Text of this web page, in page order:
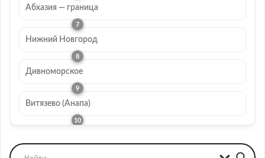
Абхазия — граница
Нижний Новгород
Дивноморское
Витязево (Анапа)